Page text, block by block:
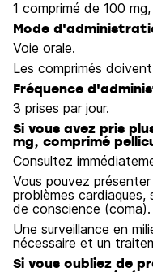
1 comprimé de 100
Mode
Voie orale.
Les comprimés
Fréquence
3 prises par jour.
Si vous avez pris
mg, comprimé
Consultez
Vous pouvez
problèmes
de conscience (coma).
Une surveillance en
nécessaire et un
Si vous oubliez de